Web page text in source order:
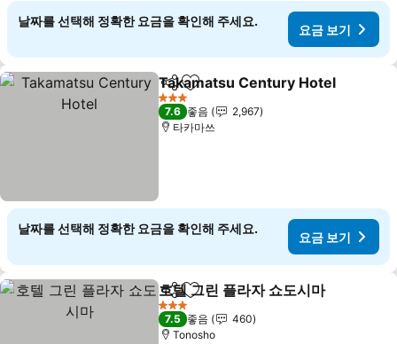
날짜를 선택해 정확한 요금을 확인해 주세요.
요금 보기
공유 즐겨찾기에 추가
Takamatsu Century Hotel
3 성급
7.6 좋음
2,967
타카마쓰
날짜를 선택해 정확한 요금을 확인해 주세요.
요금 보기
공유 즐겨찾기에 추가
호텔 그린 플라자 쇼도시마
3 성급
7.5 좋음
460
Tonosho